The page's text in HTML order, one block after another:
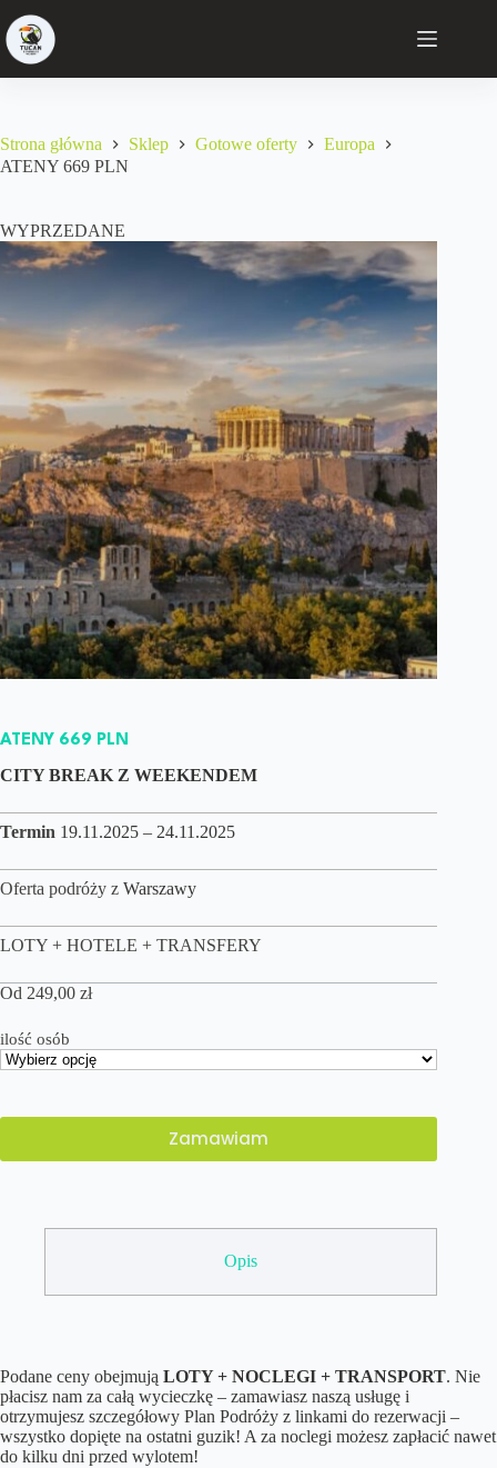
Strona główna Sklep Gotowe oferty
Europa
ATENY 669 PLN
WYPRZEDANE
ATENY 669 PLN
CITY BREAK Z WEEKENDEM
Termin 19.11.2025 – 24.11.2025
Oferta podróży z Warszawy
LOTY + HOTELE + TRANSFERY
Od 249,00 zł
ilość osób
Zamawiam
Opis
Podane ceny obejmują LOTY + NOCLEGI + TRANSPORT. Nie
płacisz nam za całą wycieczkę – zamawiasz naszą usługę i
otrzymujesz szczegółowy Plan Podróży z linkami do rezerwacji –
wszystko dopięte na ostatni guzik! A za noclegi możesz zapłacić nawet
do kilku dni przed wylotem!